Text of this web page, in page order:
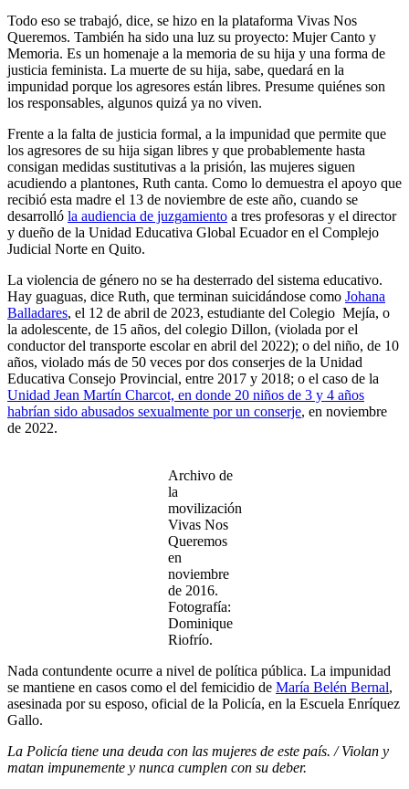
Todo eso se trabajó, dice, se hizo en la plataforma Vivas Nos
Queremos. También ha sido una luz su proyecto: Mujer Canto y
Memoria. Es un homenaje a la memoria de su hija y una forma de
justicia feminista. La muerte de su hija, sabe, quedará en la
impunidad porque los agresores están libres. Presume quiénes son
los responsables, algunos quizá ya no viven.
Frente a la falta de justicia formal, a la impunidad que permite que
los agresores de su hija sigan libres y que probablemente hasta
consigan medidas sustitutivas a la prisión, las mujeres siguen
acudiendo a plantones, Ruth canta. Como lo demuestra el apoyo que
recibió esta madre el 13 de noviembre de este año, cuando se
desarrolló la audiencia de juzgamiento a tres profesoras y el director
y dueño de la Unidad Educativa Global Ecuador en el Complejo
Judicial Norte en Quito.
La violencia de género no se ha desterrado del sistema educativo.
Hay guaguas, dice Ruth, que terminan suicidándose como Johana
Balladares, el 12 de abril de 2023, estudiante del Colegio Mejía, o
la adolescente, de 15 años, del colegio Dillon, (violada por el
conductor del transporte escolar en abril del 2022); o del niño, de 10
años, violado más de 50 veces por dos conserjes de la Unidad
Educativa Consejo Provincial, entre 2017 y 2018; o el caso de la
Unidad Jean Martín Charcot, en donde 20 niños de 3 y 4 años
habrían sido abusados sexualmente por un conserje, en noviembre
de 2022.
Archivo de
la
movilización
Vivas Nos
Queremos
en
noviembre
de 2016.
Fotografía:
Dominique
Riofrío.
Nada contundente ocurre a nivel de política pública. La impunidad
se mantiene en casos como el del femicidio de María Belén Bernal,
asesinada por su esposo, oficial de la Policía, en la Escuela Enríquez
Gallo.
La Policía tiene una deuda con las mujeres de este país. / Violan y
matan impunemente y nunca cumplen con su deber.